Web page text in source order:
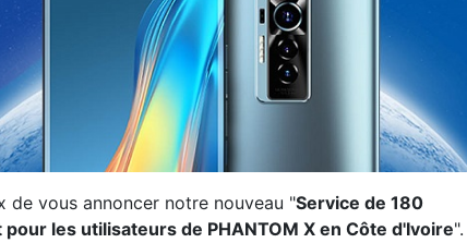
de vous annoncer notre nouveau "Service de 180
les utilisateurs de PHANTOM X en Côte d'Ivoire".